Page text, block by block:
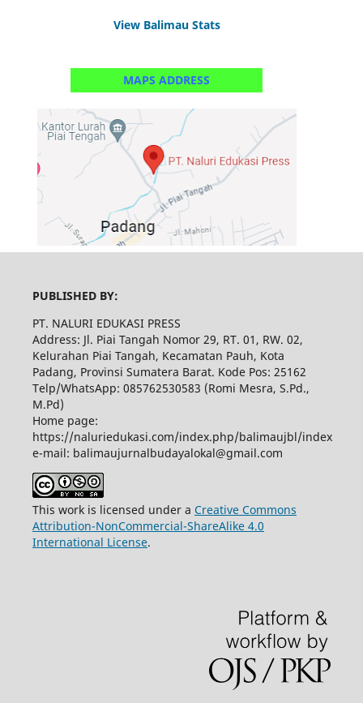
View Balimau Stats
MAPS ADDRESS
PUBLISHED BY:
PT. NALURI EDUKASI PRESS
Address: Jl. Piai Tangah Nomor 29, RT. 01, RW. 02,
Kelurahan Piai Tangah, Kecamatan Pauh, Kota
Padang, Provinsi Sumatera Barat. Kode Pos: 25162
Telp/WhatsApp: 085762530583 (Romi Mesra, S.Pd.,
M.Pd)
Home page:
https://naluriedukasi.com/index.php/balimaujbl/index
e-mail: balimaujurnalbudayalokal@gmail.com
This work is licensed under a Creative Commons
Attribution-NonCommercial-ShareAlike 4.0
International License.